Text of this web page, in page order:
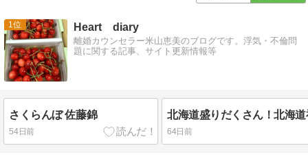
1 Heart diary
離婚カウンセラー米山恵美のブログです。浮気・不倫問
題に関する記事、サイト更新情報等
さくらんぼ 佐藤錦
54日前 64日前